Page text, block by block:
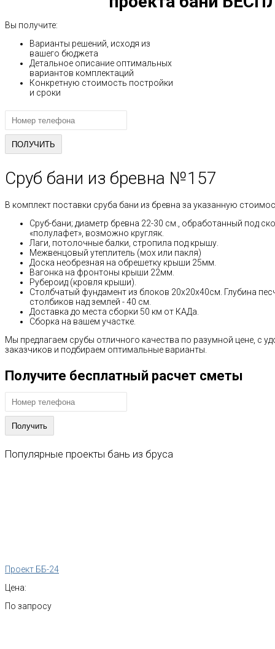
Вы получите:
Варианты решений, исходя из
вашего бюджета
Детальное описание оптимальных
вариантов комплектаций
Конкретную стоимость постройки
и сроки
Сруб бани из бревна №157
В комплект поставки сруба бани из бревна за указанную
Сруб-бани; диаметр бревна 22-30 см., обработанный под
«полулафет», возможно кругляк.
Лаги, потолочные балки, стропила под крышу.
Межвенцовый утеплитель (мох или пакля)
Доска необрезная на обрешетку крыши 25мм.
Вагонка на фронтоны крыши 22мм.
Рубероид (кровля крыши).
Столбчатый фундамент из блоков 20х20х40см. Глубина
столбиков над землей - 40 см.
Доставка до места сборки 50 км от КАДа.
Сборка на вашем участке.
Мы предлагаем срубы отличного качества по разумной цене, с
заказчиков и подбираем оптимальные варианты.
Получите бесплатный расчет сметы
Популярные проекты бань из бруса
Проект ББ-24
Цена:
По запросу